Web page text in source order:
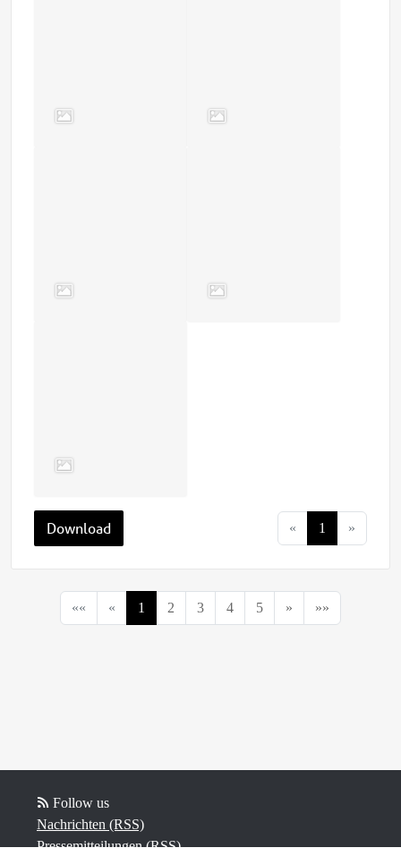
Download « 1 »
«« « 1 2 3 4 5 » »»
Follow us
Nachrichten (RSS)
Pressemitteilungen (RSS)